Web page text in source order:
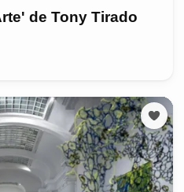
de Tony Tirado